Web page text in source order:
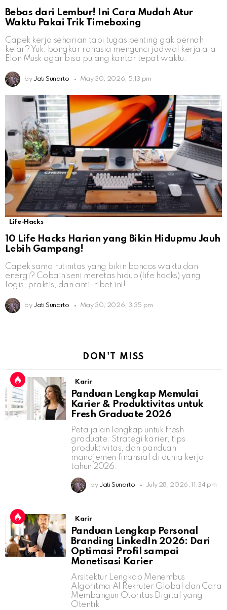
Bebas dari Lembur! Ini Cara Mudah Atur
Waktu Pakai Trik Timeboxing
Capek kerja seharian tapi tugas penting gak pernah
kelar? Yuk, bongkar rahasia mengunci jadwal kerja ala
Elon Musk agar bisa pulang kantor tepat waktu.
by Jati Sunarto May 30, 2026, 5:13 pm
Life-Hacks
10 Life Hacks Harian yang Bikin Hidupmu Jauh
Lebih Gampang!
Capek sama rutinitas yang bikin boncos waktu dan
energi? Cobain seni meretas hidup (life hacks) yang
logis, praktis, dan anti-ribet ini!
by Jati Sunarto May 30, 2026, 3:35 pm
DON'T MISS
Karir
Panduan Lengkap Memulai
Karier & Produktivitas untuk
Fresh Graduate 2026
Peta jalan lengkap untuk fresh
graduate: Strategi karier, tips
produktivitas, dan panduan
manajemen finansial di dunia kerja
tahun 2026.
by Jati Sunarto July 28, 2026, 11:34 pm
Karir
Panduan Lengkap Personal
Branding LinkedIn 2026: Dari
Optimasi Profil sampai
Monetisasi Karier
Arsitektur Lengkap Menembus
Algoritma AI Rekruter Global dan Cara
Membangun Otoritas Digital yang
Otentik